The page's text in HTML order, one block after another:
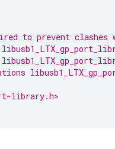
to prevent
library.h>